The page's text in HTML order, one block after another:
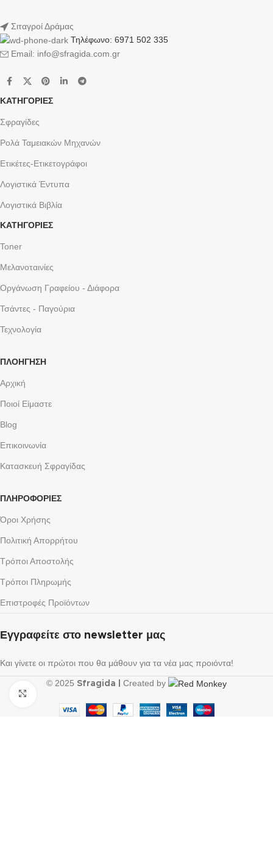
Σιταγροί Δράμας
Τηλέφωνο: 6971 502 335
Email: info@sfragida.com.gr
ΚΑΤΗΓΟΡΙΕΣ
Σφραγίδες
Ρολά Ταμειακών Μηχανών
Ετικέτες-Ετικετογράφοι
Λογιστικά Έντυπα
Λογιστικά Βιβλία
ΚΑΤΗΓΟΡΙΕΣ
Toner
Μελανοταινίες
Οργάνωση Γραφείου - Διάφορα
Τσάντες - Παγούρια
Τεχνολογία
ΠΛΟΗΓΗΣΗ
Αρχική
Ποιοί Είμαστε
Blog
Επικοινωνία
Κατασκευή Σφραγίδας
ΠΛΗΡΟΦΟΡΙΕΣ
Όροι Χρήσης
Πολιτική Απορρήτου
Τρόποι Αποστολής
Τρόποι Πληρωμής
Επιστροφές Προϊόντων
Εγγραφείτε στο newsletter μας
Και γίνετε οι πρώτοι που θα μάθουν για τα νέα μας προιόντα!
© 2025 Sfragida | Created by